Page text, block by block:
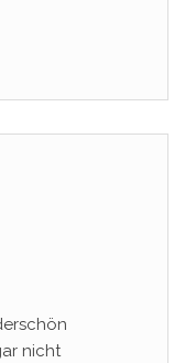
nicht